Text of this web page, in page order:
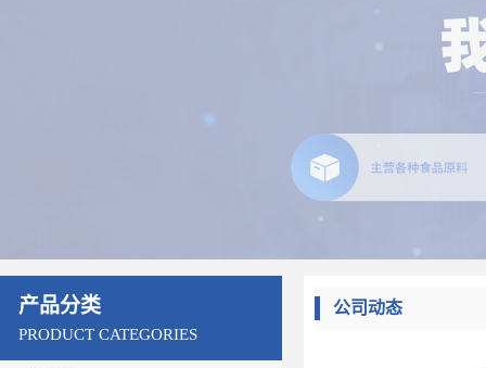
产品分类
PRODUCT CATEGORIES
公司动态